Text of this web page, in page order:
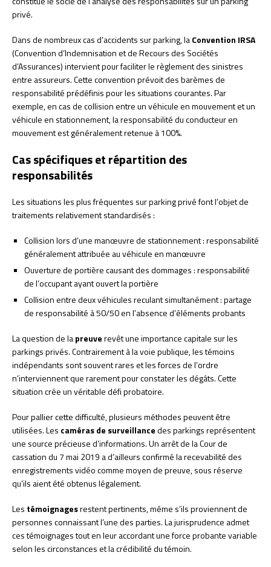
privé.
Dans de nombreux cas d’accidents sur parking, laConvention IRSA
(Convention d’Indemnisation et de Recours des Sociétés
d’Assurances) intervient pour faciliter le règlement des sinistres
entre assureurs. Cette convention prévoit des barèmes de
responsabilité prédéfinis pour les situations courantes. Par
exemple, en cas de collision entre un véhicule en mouvement et un
véhicule en stationnement, la responsabilité du conducteur en
mouvement est généralement retenue à 100%.
Cas spécifiques et répartition des
responsabilités
Les situations les plus fréquentes sur parking privé font l’objet de
traitements relativement standardisés :
Collision lors d’une manœuvre de stationnement : responsabilité
généralement attribuée au véhicule en manœuvre
Ouverture de portière causant des dommages : responsabilité
de l’occupant ayant ouvert la portière
Collision entre deux véhicules reculant simultanément : partage
de responsabilité à 50/50 en l’absence d’éléments probants
La question de lapreuverevêt une importance capitale sur les
parkings privés. Contrairement à la voie publique, les témoins
indépendants sont souvent rares et les forces de l’ordre
n’interviennent que rarement pour constater les dégâts. Cette
situation crée un véritable défi probatoire.
Pour pallier cette difficulté, plusieurs méthodes peuvent être
utilisées. Les caméras de surveillancedes parkings représentent
une source précieuse d’informations. Un arrêt de la Cour de
cassation du 7 mai 2019 a d’ailleurs confirmé la recevabilité des
enregistrements vidéo comme moyen de preuve, sous réserve
qu’ils aient été obtenus légalement.
Les témoignagesrestent pertinents, même s’ils proviennent de
personnes connaissant l’une des parties. La jurisprudence admet
ces témoignages tout en leur accordant une force probante variable
selon les circonstances et la crédibilité du témoin.